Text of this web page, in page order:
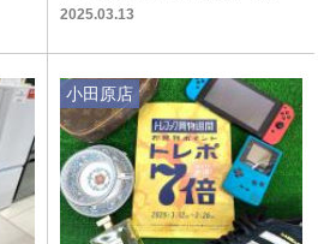
2025.03.13
小田原店